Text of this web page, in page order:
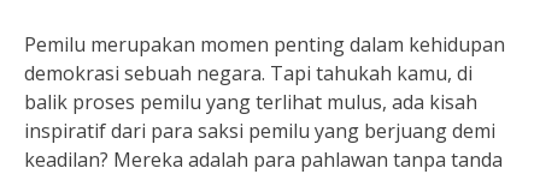
Pemilu merupakan momen penting dalam kehidupan
demokrasi sebuah negara. Tapi tahukah kamu, di
balik proses pemilu yang terlihat mulus, ada kisah
inspiratif dari para saksi pemilu yang berjuang demi
keadilan? Mereka adalah para pahlawan tanpa tanda